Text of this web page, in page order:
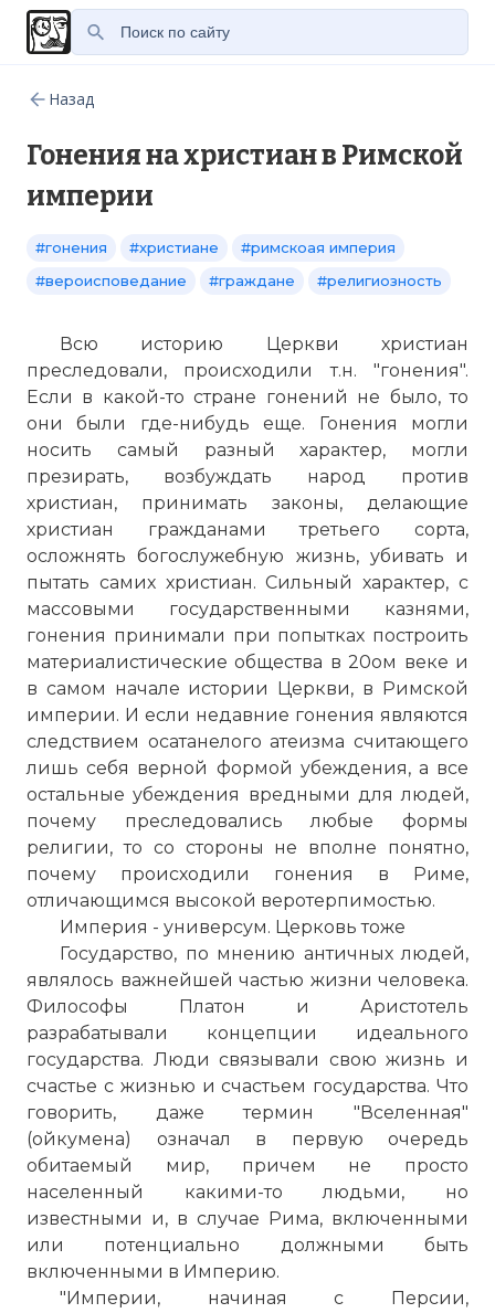
Назад
Гонения на христиан в Римской
империи
#гонения #христиане
#римскоая империя
#вероисповедание
#граждане #религиозность
Всю историю Церкви христиан
преследовали, происходили т.н. "гонения".
Если в какой-то стране гонений не было, то
они были где-нибудь еще. Гонения могли
носить самый разный характер, могли
презирать, возбуждать народ против
христиан, принимать законы, делающие
христиан гражданами третьего сорта,
осложнять богослужебную жизнь, убивать и
пытать самих христиан. Сильный характер, с
массовыми государственными казнями,
гонения принимали при попытках построить
материалистические общества в 20ом веке и
в самом начале истории Церкви, в Римской
империи. И если недавние гонения являются
следствием осатанелого атеизма считающего
лишь себя верной формой убеждения, а все
остальные убеждения вредными для людей,
почему преследовались любые формы
религии, то со стороны не вполне понятно,
почему происходили гонения в Риме,
отличающимся высокой веротерпимостью.
Империя - универсум. Церковь тоже
Государство, по мнению античных людей,
являлось важнейшей частью жизни человека.
Философы Платон и Аристотель
разрабатывали концепции идеального
государства. Люди связывали свою жизнь и
счастье с жизнью и счастьем государства. Что
говорить, даже термин "Вселенная"
(ойкумена) означал в первую очередь
обитаемый мир, причем не просто
населенный какими-то людьми, но
известными и, в случае Рима, включенными
или потенциально должными быть
включенными в Империю.
"Империи, начиная с Персии,